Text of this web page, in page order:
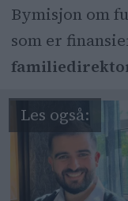
Bymisjon om
som er